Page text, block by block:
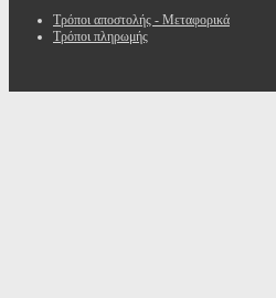
Τρόποι αποστολής - Μεταφορικά
Τρόποι πληρωμής